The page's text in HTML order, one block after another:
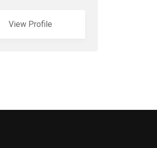
View Profile